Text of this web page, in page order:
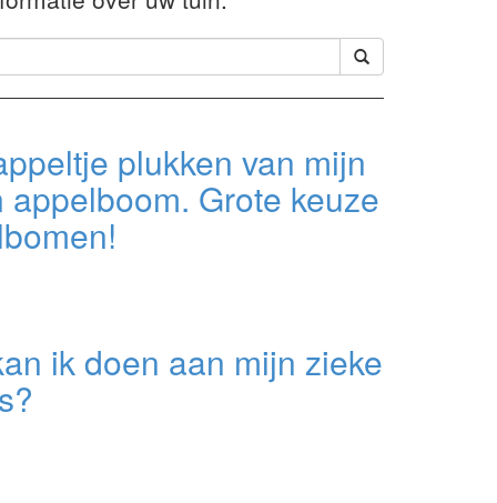
plukken van mijn
appelboom. Grote keuze
ik doen aan mijn zieke